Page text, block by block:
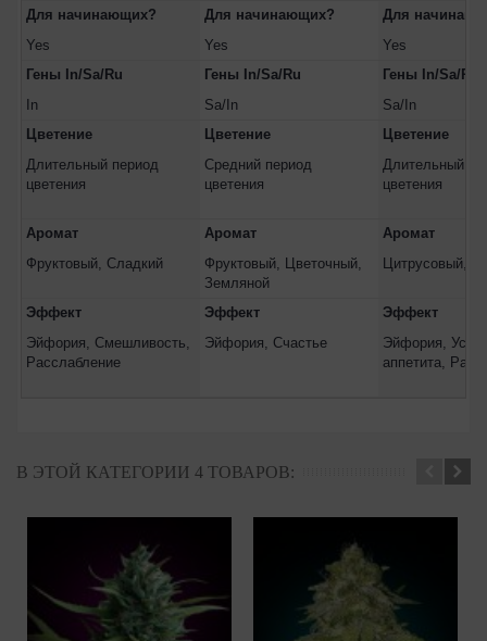
Для начинающих?
Yes
Для начинающих?
Yes
Для
Yes
Гены In/Sa/Ru
In
Гены In/Sa/Ru
Sa/In
Гены In/Sa/Ru
Sa/In
Цветение
Длительный период
цветения
Цветение
Средний период
цветения
Цветение
Длительный
цветения
Аромат
Фруктовый, Сладкий
Аромат
Фруктовый, Цветочный,
Земляной
Аромат
Цитрусовый,
Эффект
Эйфория, Смешливость,
Расслабление
Эффект
Эйфория, Счастье
Эффект
Эйфория,
аппетита,
В ЭТОЙ КАТЕГОРИИ 4 ТОВАРОВ: